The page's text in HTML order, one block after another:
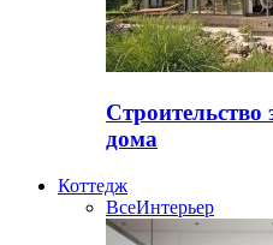
Строительство
дома
Коттедж
ВсеИнтерьер